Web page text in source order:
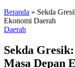
Beranda » Sekda
Ekonomi Daerah
Daerah
Sekda
Masa Depan